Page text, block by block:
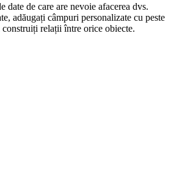
date de care are nevoie afacerea dvs.
adăugați câmpuri personalizate cu peste
relații între orice obiecte.